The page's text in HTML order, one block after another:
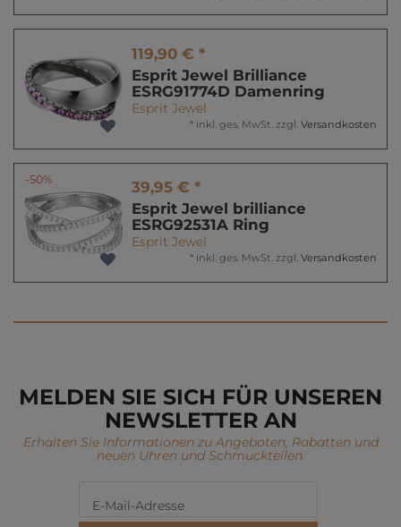
119,90 € *
Esprit Jewel Brilliance
ESRG91774D Damenring
Esprit Jewel
* inkl. ges. MwSt. zzgl. Versandkosten
-50%
39,95 € *
Esprit Jewel brilliance
ESRG92531A Ring
Esprit Jewel
* inkl. ges. MwSt. zzgl. Versandkosten
MELDEN SIE SICH FÜR UNSEREN
NEWSLETTER AN
Erhalten Sie Informationen zu Angeboten, Rabatten und
neuen Uhren und Schmuckteilen.